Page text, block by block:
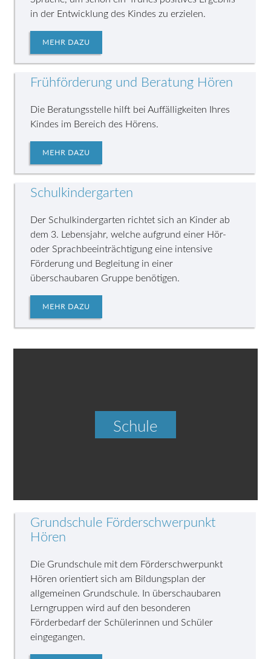
in der Entwicklung des Kindes zu erzielen.
MEHR DAZU
Frühförderung und Beratung Hören
Die Beratungsstelle hilft bei Auffälligkeiten Ihres
Kindes im Bereich des Hörens.
MEHR DAZU
Schulkindergarten
Der Schulkindergarten richtet sich an Kinder ab
dem 3. Lebensjahr, welche aufgrund einer Hör-
oder Sprachbeeinträchtigung eine intensive
Förderung und Begleitung in einer
überschaubaren Gruppe benötigen.
MEHR DAZU
Schule
Grundschule Förderschwerpunkt
Hören
Die Grundschule mit dem Förderschwerpunkt
Hören orientiert sich am Bildungsplan der
allgemeinen Grundschule. In überschaubaren
Lerngruppen wird auf den besonderen
Förderbedarf der Schülerinnen und Schüler
eingegangen.